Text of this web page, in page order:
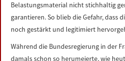
Belastungsmaterial nicht stichhaltig
garantieren. So blieb die Gefahr, dass
noch gestärkt und legitimiert
Während die Bundesregierung in der
damals schon so herumeierte, wie